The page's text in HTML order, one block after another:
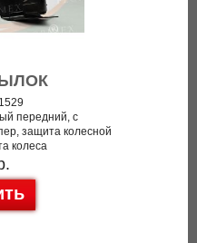
передний, с
защита колесной
колеса